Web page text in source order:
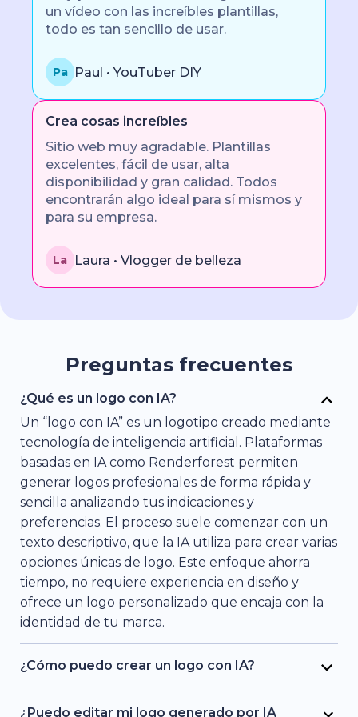
un vídeo con las increíbles plantillas,
todo es tan sencillo de usar.
Pa Paul • YouTuber DIY
Crea cosas increíbles
Sitio web muy agradable. Plantillas
excelentes, fácil de usar, alta
disponibilidad y gran calidad. Todos
encontrarán algo ideal para sí mismos y
para su empresa.
La Laura • Vlogger de belleza
Preguntas frecuentes
¿Qué es un logo con IA?
Un “logo con IA” es un logotipo creado mediante
tecnología de inteligencia artificial. Plataformas
basadas en IA como Renderforest permiten
generar logos profesionales de forma rápida y
sencilla analizando tus indicaciones y
preferencias. El proceso suele comenzar con un
texto descriptivo, que la IA utiliza para crear varias
opciones únicas de logo. Este enfoque ahorra
tiempo, no requiere experiencia en diseño y
ofrece un logo personalizado que encaja con la
identidad de tu marca.
¿Cómo puedo crear un logo con IA?
¡Es muy fácil! Simplemente escribe la descripción
del logo que deseas y la IA te mostrará varias
¿Puedo editar mi logo generado por IA